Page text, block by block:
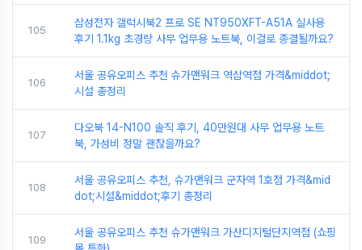
105
삼성전자 갤럭시북2 프로 SE NT950XFT-A51A 실사용
후기 1.1kg 초경량 사무 업무용 노트북, 이걸로 종결될까요?
106
서울 공유오피스 추천 슈가맨워크 역삼역점 가격&middot;
시설 총정리
107
다오북 14-N100 솔직 후기, 40만원대 사무 업무용 노트
북, 가성비 정말 괜찮을까요?
108
서울 공유오피스 추천, 슈가맨워크 군자역 1호점 가격&mid
dot;시설&middot;후기 총정리
109
서울 공유오피스 추천 슈가맨워크 가산디지털단지역점 (쇼핑